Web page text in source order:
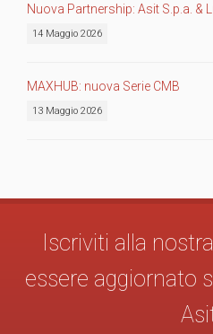
Nuova Partnership: Asit S.p.a. &
14 Maggio 2026
MAXHUB: nuova Serie CMB
13 Maggio 2026
Iscriviti alla
essere aggiornato